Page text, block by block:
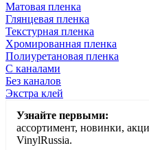
Матовая пленка
Глянцевая пленка
Текстурная пленка
Хромированная пленка
Полиуретановая пленка
С каналами
Без каналов
Экстра клей
Узнайте первыми:
ассортимент, новинки,
VinylRussia.